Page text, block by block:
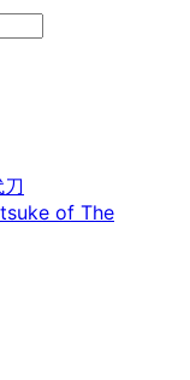
of The